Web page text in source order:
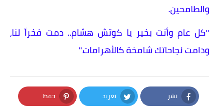
والطامحين.
​"كل عام وأنت بخير يا كوتش هشام.. دمت فخراً لنا،
ودامت نجاحاتك شامخة كالأهرامات."
نشر تغريد حفظ